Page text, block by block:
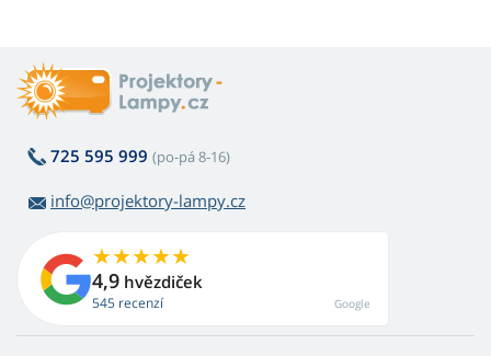
725 595 999 (po-pá 8-16)
info@projektory-lampy.cz
4,9 hvězdiček
545 recenzí Google